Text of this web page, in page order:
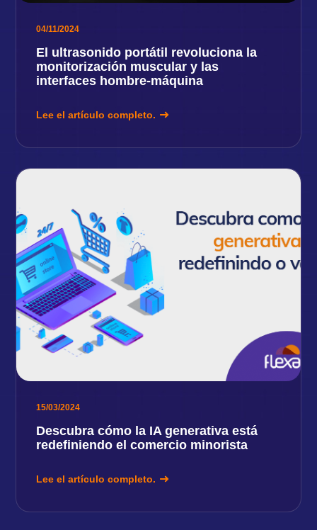
04/11/2024
El ultrasonido portátil revoluciona la
monitorización muscular y las
interfaces hombre-máquina
Lee el artículo completo.
15/03/2024
Descubra cómo la IA generativa está
redefiniendo el comercio minorista
Lee el artículo completo.